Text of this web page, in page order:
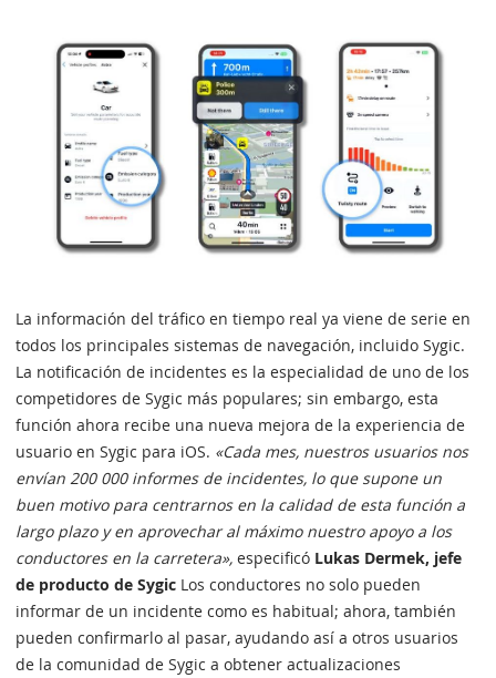
La información del tráfico en tiempo real ya viene de serie en
todos los principales sistemas de navegación, incluido Sygic.
La notificación de incidentes es la especialidad de uno de los
competidores de Sygic más populares; sin embargo, esta
función ahora recibe una nueva mejora de la experiencia de
usuario en Sygic para iOS. «Cada mes, nuestros usuarios nos
envían 200 000 informes de incidentes, lo que supone un
buen motivo para centrarnos en la calidad de esta función a
largo plazo y en aprovechar al máximo nuestro apoyo a los
conductores en la carretera», especificó Lukas Dermek, jefe
de producto de Sygic Los conductores no solo pueden
informar de un incidente como es habitual; ahora, también
pueden confirmarlo al pasar, ayudando así a otros usuarios
de la comunidad de Sygic a obtener actualizaciones